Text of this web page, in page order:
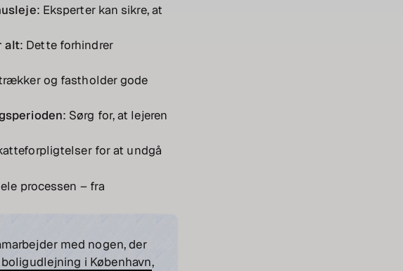
: Eksperter kan sikre, at
alt: Dette forhindrer
og fastholder gode
: Sørg for, at lejeren
for at undgå
processen – fra
med nogen, der
i København,